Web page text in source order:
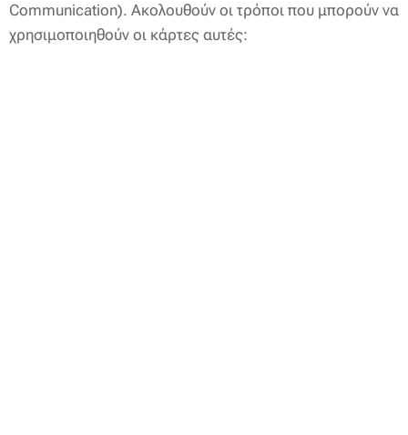
Communication). Ακολουθούν οι τρόποι που μπορούν να
χρησιμοποιηθούν οι κάρτες αυτές: